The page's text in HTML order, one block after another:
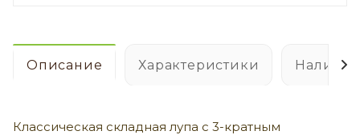
Описание Характеристики
Классическая складная лупа с 3-кратным